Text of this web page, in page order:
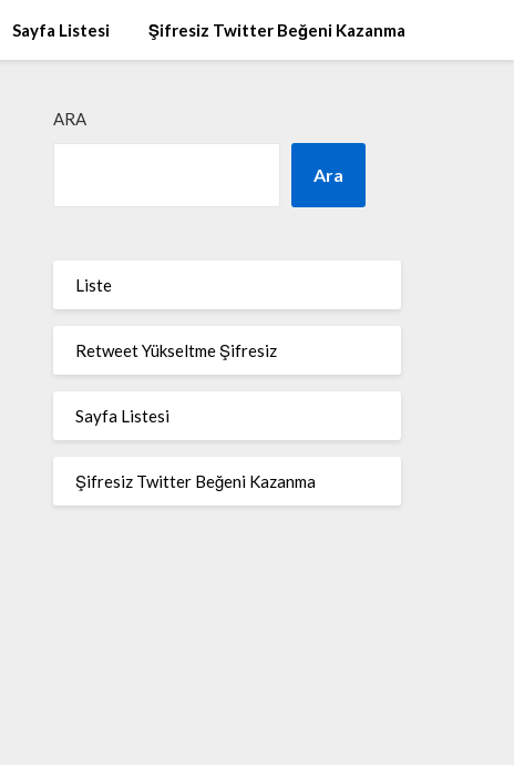
Sayfa Listesi Şifresiz Twitter Beğeni Kazanma
ARA
Ara
Liste
Retweet Yükseltme Şifresiz
Sayfa Listesi
Şifresiz Twitter Beğeni Kazanma